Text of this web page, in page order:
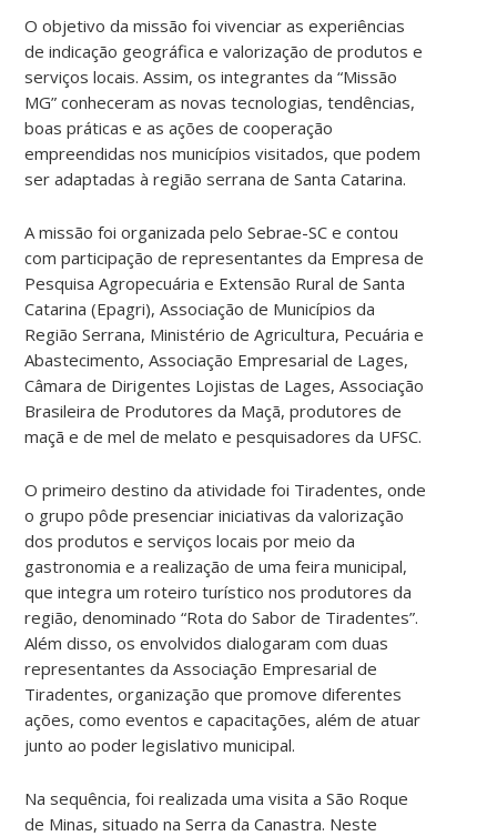
O objetivo da missão foi vivenciar as experiências
de indicação geográfica e valorização de produtos e
serviços locais. Assim, os integrantes da “Missão
MG” conheceram as novas tecnologias, tendências,
boas práticas e as ações de cooperação
empreendidas nos municípios visitados, que podem
ser adaptadas à região serrana de Santa Catarina.
A missão foi organizada pelo Sebrae-SC e contou
com participação de representantes da Empresa de
Pesquisa Agropecuária e Extensão Rural de Santa
Catarina (Epagri), Associação de Municípios da
Região Serrana, Ministério de Agricultura, Pecuária e
Abastecimento, Associação Empresarial de Lages,
Câmara de Dirigentes Lojistas de Lages, Associação
Brasileira de Produtores da Maçã, produtores de
maçã e de mel de melato e pesquisadores da UFSC.
O primeiro destino da atividade foi Tiradentes, onde
o grupo pôde presenciar iniciativas da valorização
dos produtos e serviços locais por meio da
gastronomia e a realização de uma feira municipal,
que integra um roteiro turístico nos produtores da
região, denominado “Rota do Sabor de Tiradentes”.
Além disso, os envolvidos dialogaram com duas
representantes da Associação Empresarial de
Tiradentes, organização que promove diferentes
ações, como eventos e capacitações, além de atuar
junto ao poder legislativo municipal.
Na sequência, foi realizada uma visita a São Roque
de Minas, situado na Serra da Canastra. Neste